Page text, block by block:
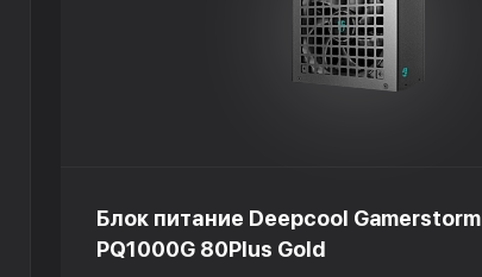
Блок питание Deepcool Gamerstorm
PQ1000G 80Plus Gold